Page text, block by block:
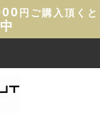
円ご購入頂くと
中